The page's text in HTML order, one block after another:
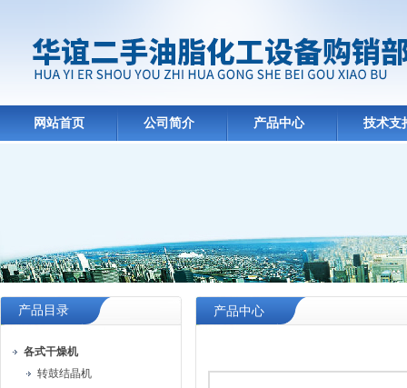
网站首页 公司简介 产品中心 技术支
产品目录
各式干燥机
转鼓结晶机
产品中心